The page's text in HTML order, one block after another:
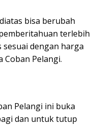
bisa berubah
terlebih
dengan harga
Pelangi.
Pelangi ini buka
dan untuk tutup